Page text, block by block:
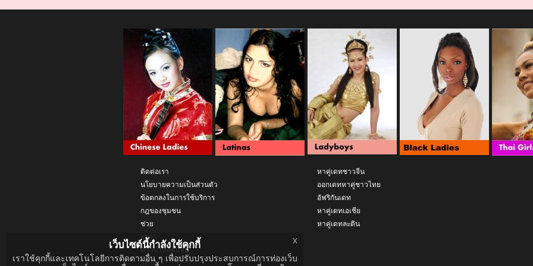
ติดต่อเรา
นโยบายความเป็นส่วนตัว
ข้อตกลงในการใช้บริการ
กฎของชุมชน
ช่วย
ราคา
ดาวน์โหลดแอป
วิดีโอ
หาคู่เดทชาวจีน
ออกเดทหาคู่ชาวไทย
อัฟริกันเดท
หาคู่เดทเอเชีย
หาคู่เดทละติน
เว็บไซต์นี้กำลังใช้คุกกี้
เราใช้คุกกี้และเทคโนโลยีการติดตามอื่น ๆ เพื่อปรับปรุงประสบการณ์การท่องเว็บ
x